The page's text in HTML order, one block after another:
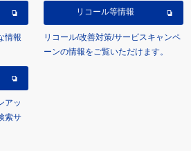
情報
リコール等情報
リコール/改善対策/サービスキャンペ
ーンの情報をご覧いただけます。
アッ
索サ